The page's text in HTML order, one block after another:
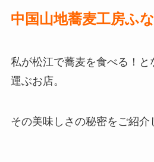
中国山地蕎麦工房ふ
私が松江で蕎麦を食べる！と
運ぶお店。
その美味しさの秘密をご紹介